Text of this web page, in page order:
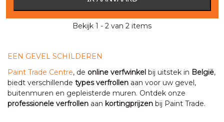
Bekijk 1 - 2 van 2 items
EEN GEVEL SCHILDEREN
Paint Trade Centre, de online verfwinkel bij uitstek in België,
biedt verschillende types verfrollen aan voor uw gevel,
buitenmuren en gepleisterde muren. Ontdek onze
professionele verfrollen aan kortingprijzen bij Paint Trade.